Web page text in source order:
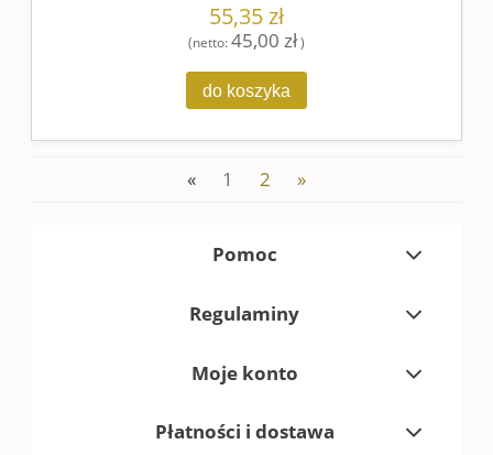
55,35 zł
(netto:45,00 zł)
do koszyka
« 1 2 »
Pomoc
Regulaminy
Moje konto
Płatności i dostawa